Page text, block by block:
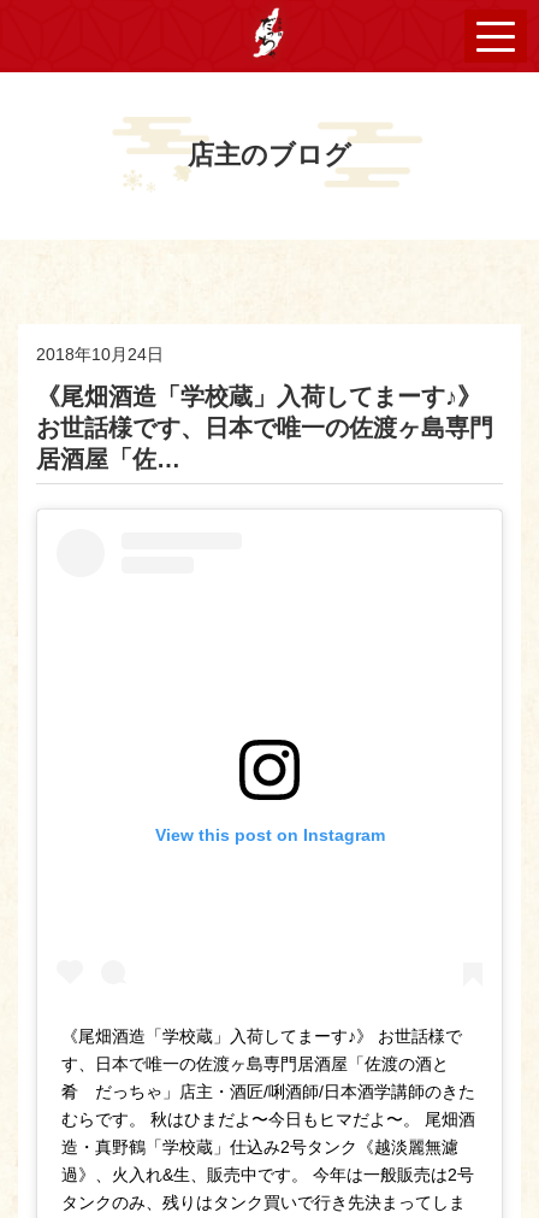
店主のブログ
2018年10月24日
《尾畑酒造「学校蔵」入荷してまーす♪》
お世話様です、日本で唯一の佐渡ヶ島専門
居酒屋「佐…
View this post on Instagram
《尾畑酒造「学校蔵」入荷してまーす♪》 お世話様で
す、日本で唯一の佐渡ヶ島専門居酒屋「佐渡の酒と
肴 だっちゃ」店主・酒匠/唎酒師/日本酒学講師のきた
むらです。 秋はひまだよ〜今日もヒマだよ〜。 尾畑酒
造・真野鶴「学校蔵」仕込み2号タンク《越淡麗無濾
過》、火入れ&生、販売中です。 今年は一般販売は2号
タンクのみ、残りはタンク買いで行き先決まってしま